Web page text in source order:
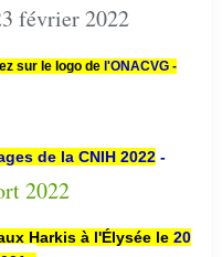
février 2022
sur le logo de l'ONACVG -
de la CNIH 2022 -
Harkis à l'Élysée le 20